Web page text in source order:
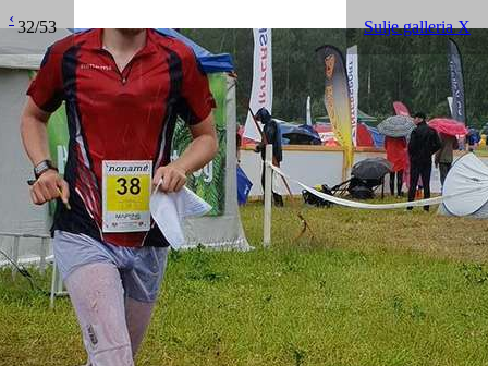
32/53 Sulje galleria X
‹